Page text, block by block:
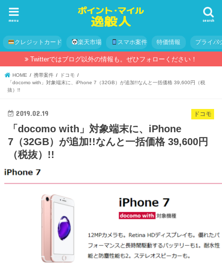
search
menu
クレジットカード 楽天市場 スマホ案件 特価情報 プライバ
Twitterではブログ以外の情報も。ぜひフォローください！
HOME 携帯案件
ドコモ
「docomo with」対象端末に、iPhone 7（32GB）が追加!!なんと一括価格 39,600円（税
抜）!!
ドコモ
2019.02.19
「docomo with」対象端末に、iPhone
7（32GB）が追加!!なんと一括価格 39,600円
（税抜）!!